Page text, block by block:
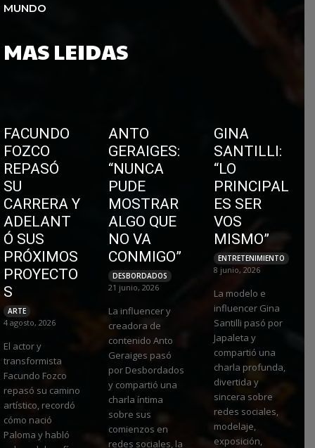
MUNDO
MAS LEIDAS
FACUNDO
FOZCO
REPASÓ
SU
CARRERA Y
ADELANT
Ó SUS
PRÓXIMOS
PROYECTO
S
ARTE
4 agosto, 2026
El actor y
transformista
Facundo Fozco
repasó su camino
artístico, recordó
cómo nació
Paloma y habló
ANTO
GERAIGES:
“NUNCA
PUDE
MOSTRAR
ALGO QUE
NO VA
CONMIGO”
DESBORDADOS
21 junio, 2026
La influencer y
creadora de
contenido Anto
Geraiges pasó
por Desbordados
y compartió una
charla íntima
sobre sus
comienzos en
redes sociales, la
GINA
SANTILLI:
“LO
PRINCIPAL
ES SER
VOS
MISMO”
ENTRETENIMIENTO
8 junio, 2026
La modelo e
influencer Gina
Santilli pasó por
Japaleta y
compartió una
charla profunda,
divertida y
sincera sobre
redes sociales,
modelaje,
exposición,